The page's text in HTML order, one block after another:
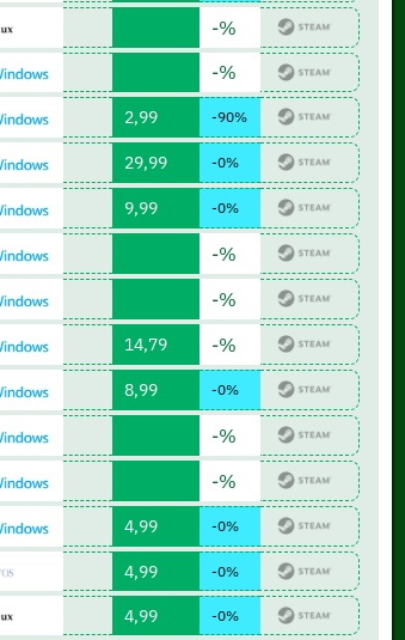
-%
-%
2,99 -90%
29,99 -0%
9,99 -0%
-%
-%
14,79
-%
8,99 -0%
-%
-%
4,99 -0%
4,99 -0%
4,99 -0%